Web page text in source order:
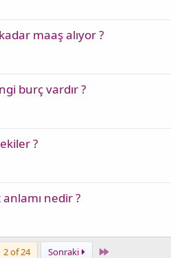
maaş alıyor ?
burç vardır ?
?
anlamı nedir ?
2 of 24 Sonraki Last